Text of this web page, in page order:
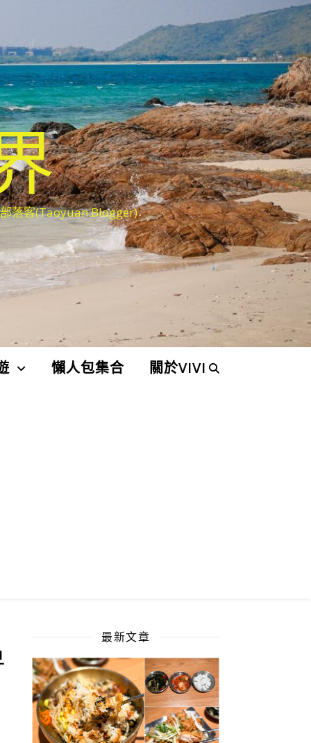
落客(Taoyuan Blogger)
懶人包集合 關於VIVI
最新文章